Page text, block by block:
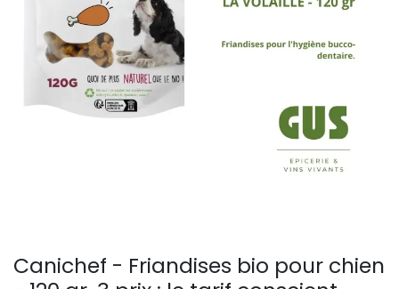
Canichef - Friandises bio pour chien